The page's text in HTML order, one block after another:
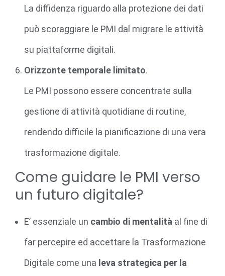
La diffidenza riguardo alla protezione dei dati
può scoraggiare le PMI dal migrare le attività
su piattaforme digitali.
Orizzonte temporale limitato.
Le PMI possono essere concentrate sulla
gestione di attività quotidiane di routine,
rendendo difficile la pianificazione di una vera
trasformazione digitale.
Come guidare le PMI verso
un futuro digitale?
E’ essenziale un cambio di mentalità al fine di
far percepire ed accettare la Trasformazione
Digitale come una leva strategica per la